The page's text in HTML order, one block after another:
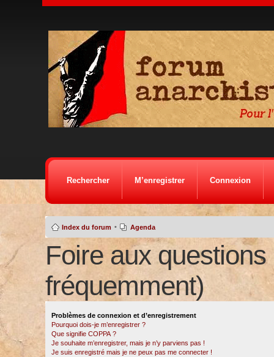
Rechercher M’enregistrer Connexion
Index du forum • Agenda
Foire aux
fréquemment)
Problèmes de connexion et d’enregistrement
Pourquoi dois-je m’enregistrer ?
Que signifie COPPA ?
Je souhaite m’enregistrer, mais je n’y parviens pas !
Je suis enregistré mais je ne peux pas me connecter !